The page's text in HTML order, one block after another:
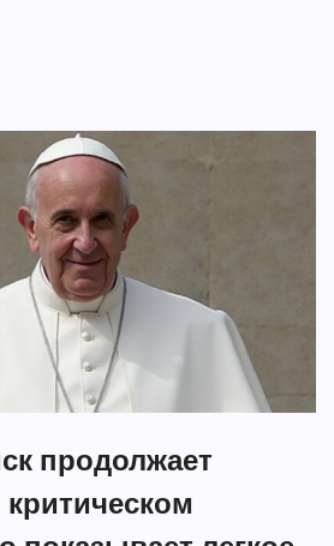
продолжает